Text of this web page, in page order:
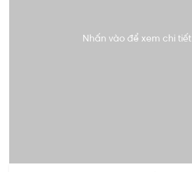
Nhấn vào để xem chi tiết